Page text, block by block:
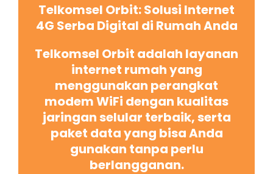
Telkomsel Orbit: Solusi Internet
4G Serba Digital di Rumah Anda
Telkomsel Orbit adalah layanan
internet rumah yang
menggunakan perangkat
modem WiFi dengan kualitas
jaringan selular terbaik, serta
paket data yang bisa Anda
gunakan tanpa perlu
berlangganan.